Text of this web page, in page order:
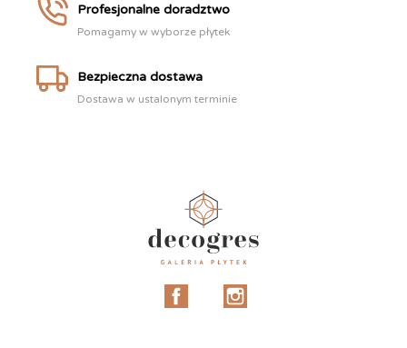
Profesjonalne doradztwo
Pomagamy w wyborze płytek
Bezpieczna dostawa
Dostawa w ustalonym terminie
Facebook